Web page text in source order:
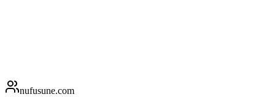
nufusune.com